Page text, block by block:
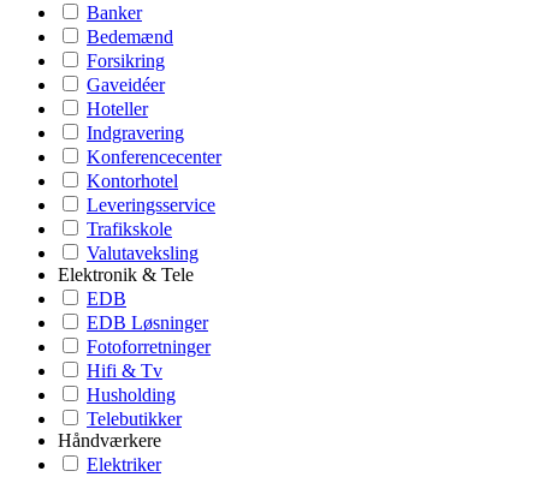
Banker
Bedemænd
Forsikring
Gaveidéer
Hoteller
Indgravering
Konferencecenter
Kontorhotel
Leveringsservice
Trafikskole
Valutaveksling
Elektronik & Tele
EDB
EDB Løsninger
Fotoforretninger
Hifi & Tv
Husholding
Telebutikker
Håndværkere
Elektriker